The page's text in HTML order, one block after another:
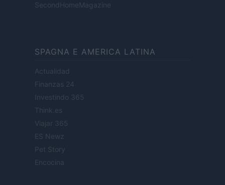
SecondHomeMagazine
SPAGNA E AMERICA LATINA
Actualidad
Finanzas 24
Investindo 365
Think.es
Viajar 365
ES Newz
Pet Story
Encocina